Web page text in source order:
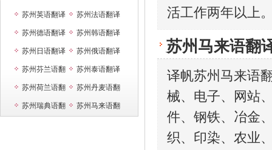
活工作两年以上
苏州马来语翻
译帆苏州马来语
械、电子、网站
件、钢铁、冶金
织、印染、农业
苏州英语翻译 苏州法语翻译
苏州德语翻译 苏州韩语翻译
苏州日语翻译 苏州俄语翻译
苏州芬兰语翻
译
苏州泰语翻译
苏州荷兰语翻
译
苏州丹麦语翻
译
苏州瑞典语翻 苏州马来语翻